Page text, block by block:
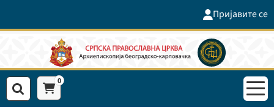
Пријавите се
0